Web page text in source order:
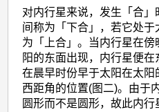
对内行星来说，发生「合
间称为「下合」，若它处
为「上合」。当内行星在
阳的东面出现，内行星便
在晨早时份早于太阳在太
西距角的位置(图二)。由于
圆形而不是圆形，故此内行